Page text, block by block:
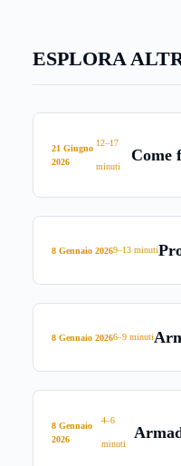
dal semplice utilizzo
ESPLORA
21 Giugno
2026
12–17
minuti
Come
8 Gennaio 20269–13 minuti
8 Gennaio 20266–9 minuti
8 Gennaio
2026
4–6
minuti